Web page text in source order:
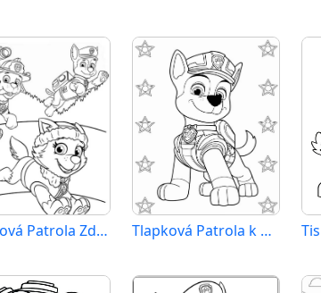
Tlapková Patrola Zdarma Vymalovatelné Obrázek Tlapková Patrola k Vymalování